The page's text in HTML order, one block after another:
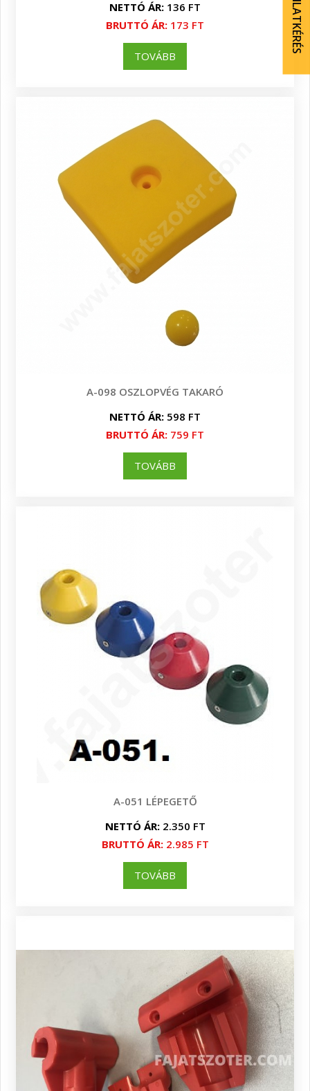
NETTÓ ÁR: 136 FT
BRUTTÓ ÁR: 173 FT
TOVÁBB
A-098 OSZLOPVÉG TAKARÓ
NETTÓ ÁR: 598 FT
BRUTTÓ ÁR: 759 FT
TOVÁBB
A-051 LÉPEGETŐ
NETTÓ ÁR:2.350 FT
BRUTTÓ ÁR:2.985 FT
TOVÁBB